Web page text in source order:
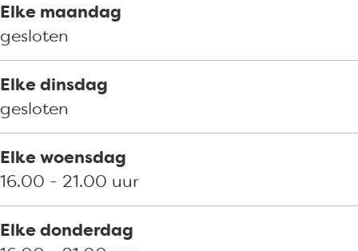
Elke maandag
gesloten
Elke dinsdag
gesloten
Elke woensdag
16.00 - 21.00 uur
Elke donderdag